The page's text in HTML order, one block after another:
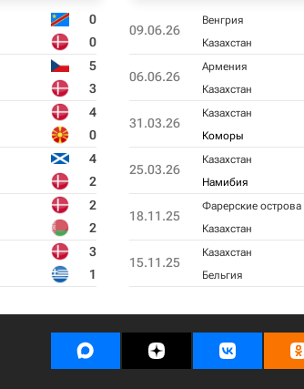
0
0
5
3
4
0
4
2
2
2
3
1
09.06.26
Венгрия
Казахстан
06.06.26
Армения
Казахстан
31.03.26
Казахстан
Коморы
25.03.26
Казахстан
Намибия
18.11.25
Фарерские острова
Казахстан
15.11.25
Казахстан
Бельгия